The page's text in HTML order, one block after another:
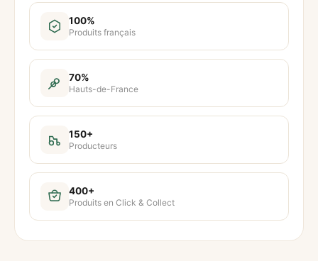
a
100%
Produits français
70%
Hauts-de-France
150+
Producteurs
400+
Produits en Click & Collect